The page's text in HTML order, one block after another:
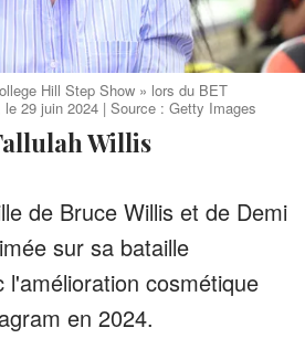
Hill Step Show » lors du BET
29 juin 2024 | Source : Getty Images
Tallulah Willis
de Bruce Willis et de Demi
sur sa bataille
l'amélioration cosmétique
en 2024.